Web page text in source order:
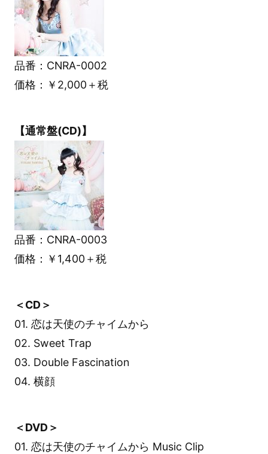
品番：CNRA-0002
価格：￥2,000＋税
【通常盤(CD)】
品番：CNRA-0003
価格：￥1,400＋税
＜CD＞
01. 恋は天使のチャイムから
02. Sweet Trap
03. Double Fascination
04. 横顔
＜DVD＞
01. 恋は天使のチャイムから Music Clip